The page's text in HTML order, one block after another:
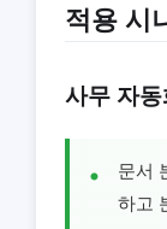
적용 시
사무 자
문서
하고